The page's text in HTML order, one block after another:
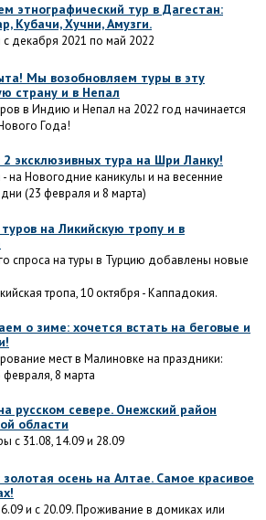
этнографический тур в Дагестан:
Кубачи, Хучни, Амузги.
декабря 2021 по май 2022
Мы возобновляем туры в эту
страну и в Непал
в Индию и Непал на 2022 год начинается
Года!
2 эксклюзивных тура на Шри Ланку!
на Новогодние каникулы и на весенние
(23 февраля и 8 марта)
на Ликийскую тропу и в
спроса на туры в Турцию добавлены новые
тропа, 10 октября - Каппадокия.
о зиме: хочется встать на беговые и
мест в Малиновке на праздники:
8 марта
русском севере. Онежский район
области
с 31.08, 14.09 и 28.09
осень на Алтае. Самое красивое
и с 20.09. Проживание в домиках или